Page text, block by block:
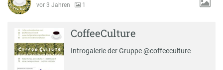
vor 3 Jahren
1
CoffeeCulture
Introgalerie der Gruppe @coffeeculture